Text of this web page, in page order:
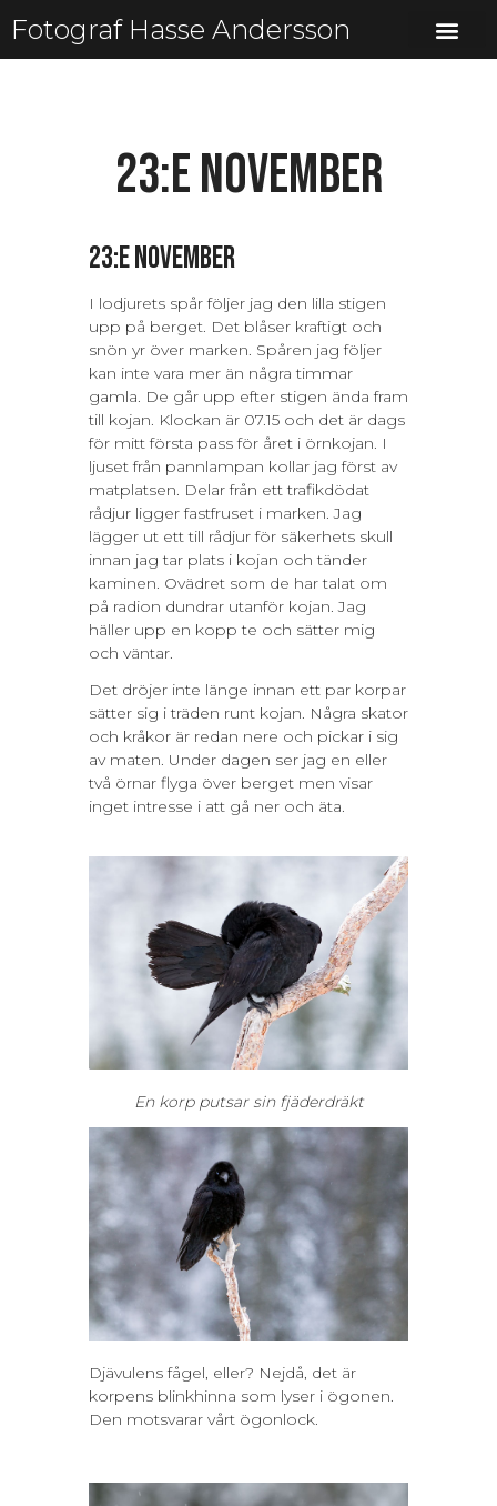
Fotograf Hasse Andersson
23:e november
23:e november
I lodjurets spår följer jag den lilla stigen
upp på berget. Det blåser kraftigt och
snön yr över marken. Spåren jag följer
kan inte vara mer än några timmar
gamla. De går upp efter stigen ända fram
till kojan. Klockan är 07.15 och det är dags
för mitt första pass för året i örnkojan. I
ljuset från pannlampan kollar jag först av
matplatsen. Delar från ett trafikdödat
rådjur ligger fastfruset i marken. Jag
lägger ut ett till rådjur för säkerhets skull
innan jag tar plats i kojan och tänder
kaminen. Ovädret som de har talat om
på radion dundrar utanför kojan. Jag
häller upp en kopp te och sätter mig
och väntar.
Det dröjer inte länge innan ett par korpar
sätter sig i träden runt kojan. Några skator
och kråkor är redan nere och pickar i sig
av maten. Under dagen ser jag en eller
två örnar flyga över berget men visar
inget intresse i att gå ner och äta.
En korp putsar sin fjäderdräkt
Djävulens fågel, eller? Nejdå, det är
korpens blinkhinna som lyser i ögonen.
Den motsvarar vårt ögonlock.